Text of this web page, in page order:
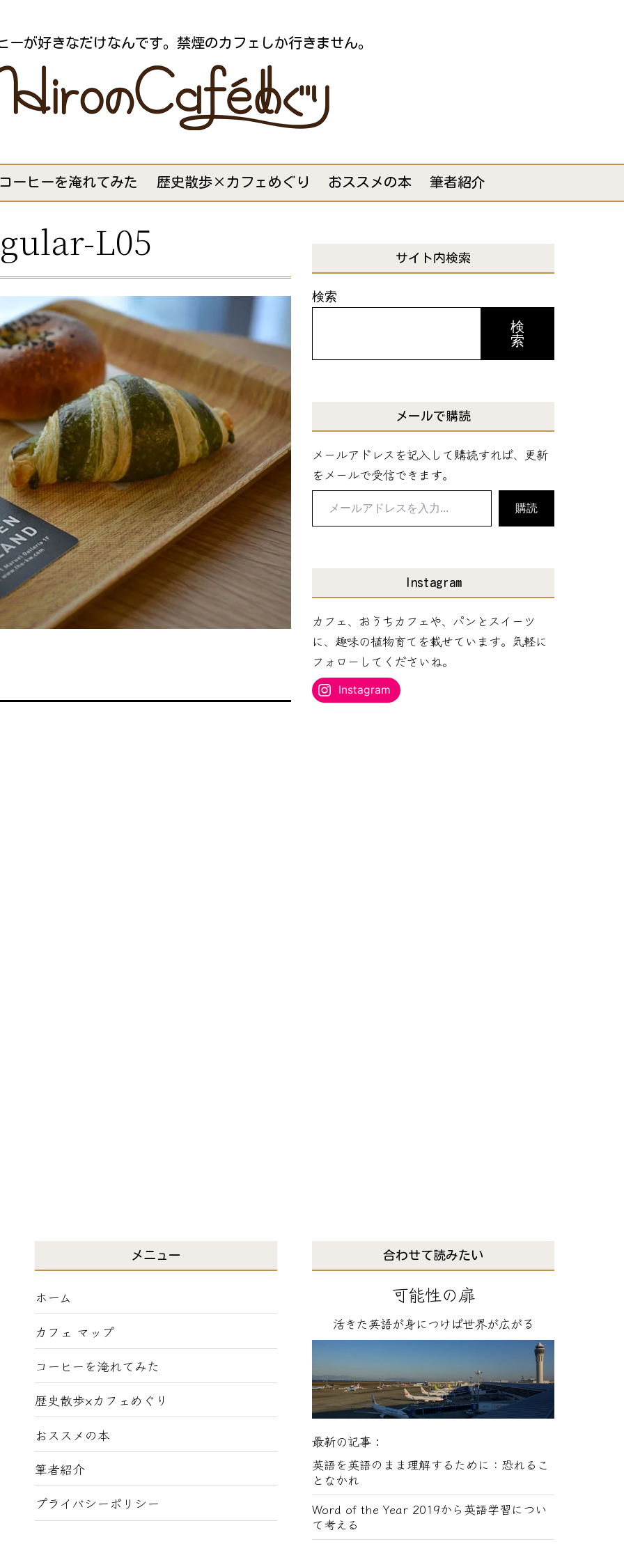
ーが好きなだけなんです。禁煙のカフェしか行きません。
ーヒーを淹れてみた 歴史散歩×カフェめぐり おススメの本 筆者紹介
L05 サイト内検索
検索
検
索
メールで購読
メールアドレスを記入して購読すれば、更新
をメールで受信できます。
ス
を
入
力...
購読
Instagram
カフェ、おうちカフェや、パンとスイーツ
に、趣味の植物育てを載せています。気軽に
フォローしてくださいね。
Instagram
メニュー
ホーム
カフェ マップ
コーヒーを淹れてみた
歴史散歩×カフェめぐり
おススメの本
筆者紹介
プライバシーポリシー
合わせて読みたい
可能性の扉
活きた英語が身につけば世界が広がる
最新の記事：
英語を英語のまま理解するために：恐れるこ
となかれ
Word of the Year 2019から英語学習につい
て考える